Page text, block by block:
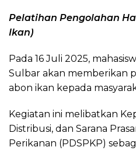
Pelatihan Pengolahan
Ikan)
Pada 16 Juli 2025,
Sulbar akan memberikan
abon ikan kepada
Kegiatan ini melibatkan
Distribusi, dan Sarana
Perikanan (PDSPKP)